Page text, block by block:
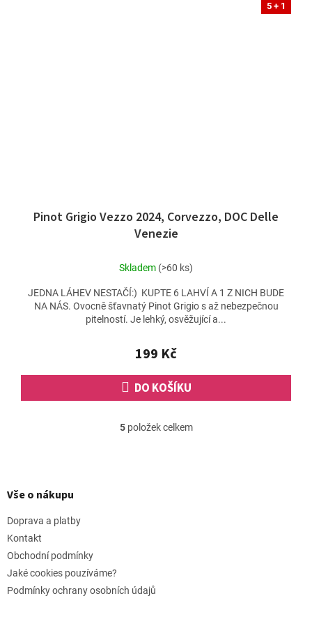
5 + 1
Pinot Grigio Vezzo 2024, Corvezzo, DOC Delle
Venezie
Skladem (>60 ks)
199 Kč
DO KOŠÍKU
JEDNA LÁHEV NESTAČÍ:) KUPTE 6 LAHVÍ A 1 Z NICH BUDE
NA NÁS. Ovocně šťavnatý Pinot Grigio s až nebezpečnou
pitelností. Je lehký, osvěžující a...
O
y
5položek celkem
pVše o nákupu
Doprava a platby
Kontakt
Obchodní podmínky
Jaké cookies pouzíváme?
Podmínky ochrany osobních údajů